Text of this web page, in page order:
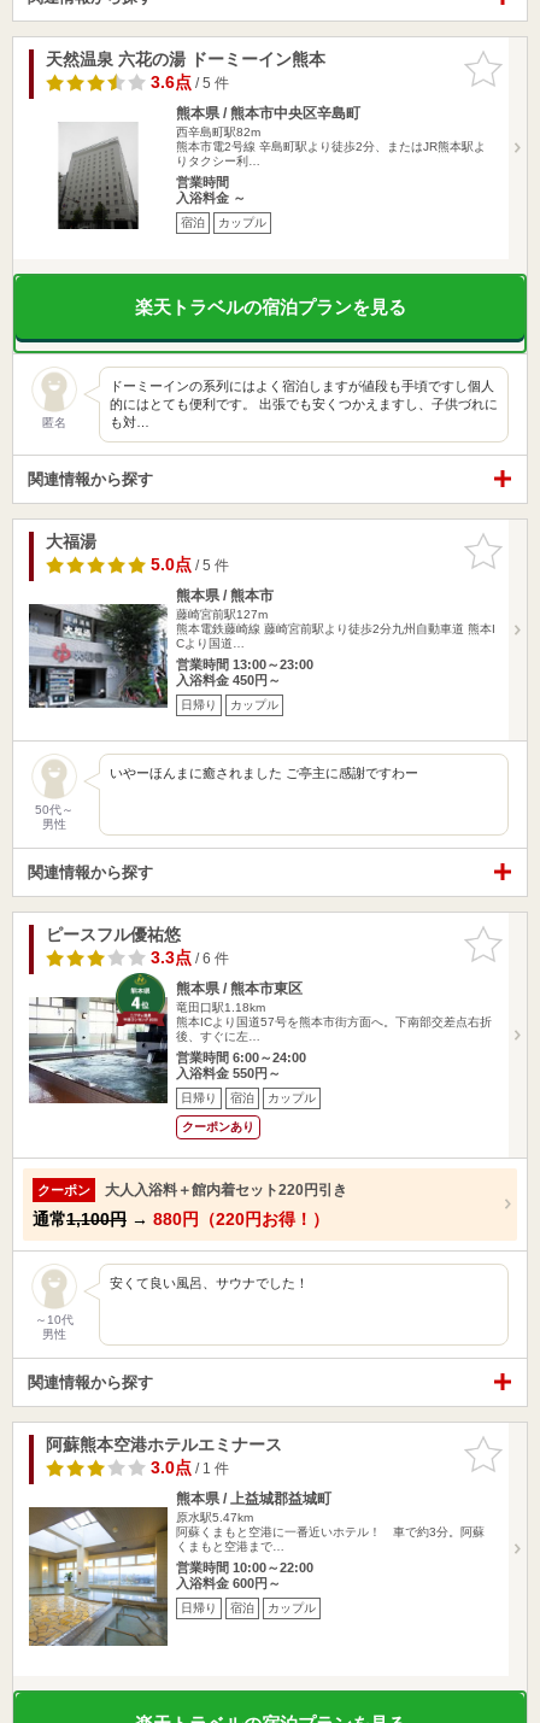
お気に入
りに追加
天然温泉 六花の湯 ドーミーイン熊本
3.6点/ 5 件
熊本県 / 熊本市中央区辛島町
西辛島町駅82m
熊本市電2号線 辛島町駅より徒歩2分、またはJR熊本駅よ
りタクシー利…
営業時間
入浴料金 ～
宿泊 カップル
楽天トラベルの宿泊プランを見る
匿名
ドーミーインの系列にはよく宿泊しますが値段も手頃ですし個人
的にはとても便利です。 出張でも安くつかえますし、子供づれに
も対…
関連情報から探す
お気に入
りに追加
大福湯
5.0点/ 5 件
熊本県 / 熊本市
藤崎宮前駅127m
熊本電鉄藤崎線 藤崎宮前駅より徒歩2分九州自動車道 熊本I
Cより国道…
営業時間 13:00～23:00
入浴料金 450円～
日帰り カップル
50代～
男性
いやーほんまに癒されました ご亭主に感謝ですわー
関連情報から探す
お気に入
りに追加
ピースフル優祐悠
3.3点/ 6 件
熊本県 / 熊本市東区
竜田口駅1.18km
熊本ICより国道57号を熊本市街方面へ。下南部交差点右折
後、すぐに左…
営業時間 6:00～24:00
入浴料金 550円～
日帰り 宿泊 カップル
クーポンあり
クーポン 大人入浴料＋館内着セット220円引き
通常1,100円 → 880円（220円お得！）
～10代
男性
安くて良い風呂、サウナでした！
関連情報から探す
お気に入
りに追加
阿蘇熊本空港ホテルエミナース
3.0点/ 1 件
熊本県 / 上益城郡益城町
原水駅5.47km
阿蘇くまもと空港に一番近いホテル！ 車で約3分。阿蘇
くまもと空港まで…
営業時間 10:00～22:00
入浴料金 600円～
日帰り 宿泊 カップル